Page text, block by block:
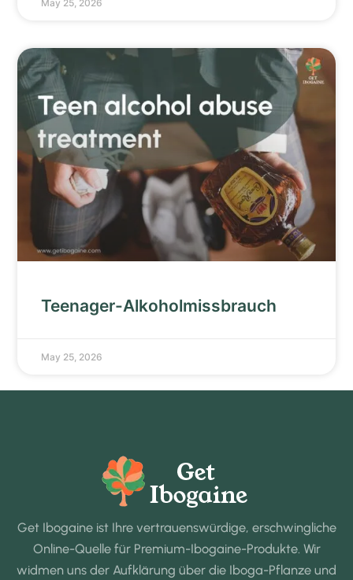
May 25, 2026
Teenager-Alkoholmissbrauch
May 25, 2026
Get Ibogaine ist Ihre vertrauenswürdige, erschwingliche
Online-Quelle für Premium-Ibogaine-Produkte. Wir
widmen uns der Aufklärung über die Iboga-Pflanze und